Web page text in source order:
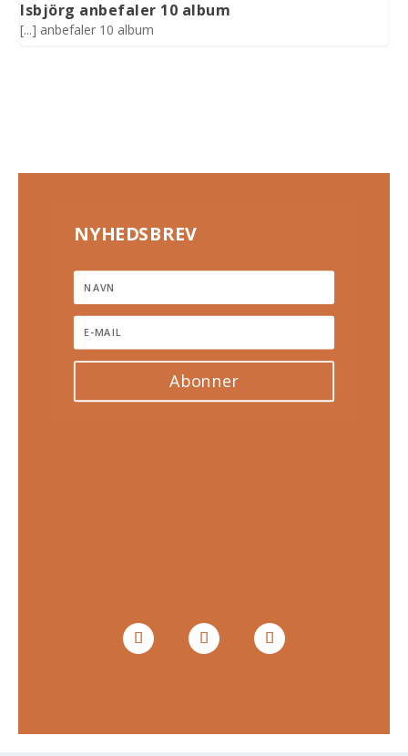
Isbjörg anbefaler 10 album
[...] anbefaler 10 album
NYHEDSBREV
Abonner